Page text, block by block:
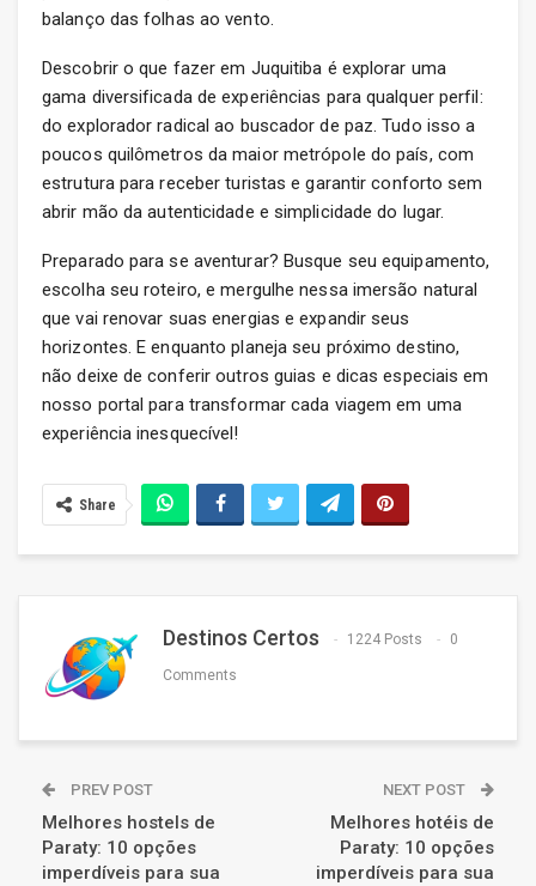
balanço das folhas ao vento.
Descobrir o que fazer em Juquitiba é explorar uma
gama diversificada de experiências para qualquer perfil:
do explorador radical ao buscador de paz. Tudo isso a
poucos quilômetros da maior metrópole do país, com
estrutura para receber turistas e garantir conforto sem
abrir mão da autenticidade e simplicidade do lugar.
Preparado para se aventurar? Busque seu equipamento,
escolha seu roteiro, e mergulhe nessa imersão natural
que vai renovar suas energias e expandir seus
horizontes. E enquanto planeja seu próximo destino,
não deixe de conferir outros guias e dicas especiais em
nosso portal para transformar cada viagem em uma
experiência inesquecível!
Share
Destinos Certos 1224 Posts 0
Comments
PREV POST
Melhores hostels de
Paraty: 10 opções
imperdíveis para sua
NEXT POST
Melhores hotéis de
Paraty: 10 opções
imperdíveis para sua